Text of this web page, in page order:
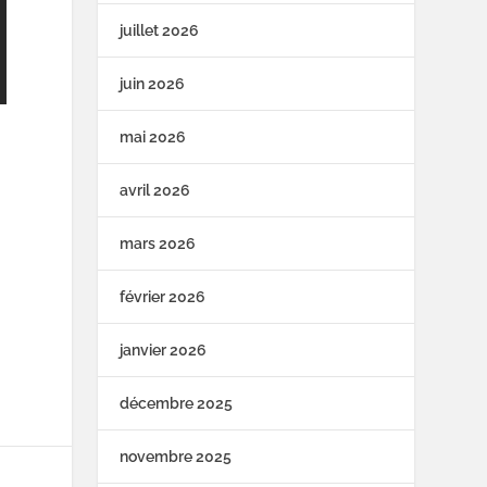
juillet 2026
juin 2026
mai 2026
avril 2026
mars 2026
février 2026
janvier 2026
décembre 2025
novembre 2025